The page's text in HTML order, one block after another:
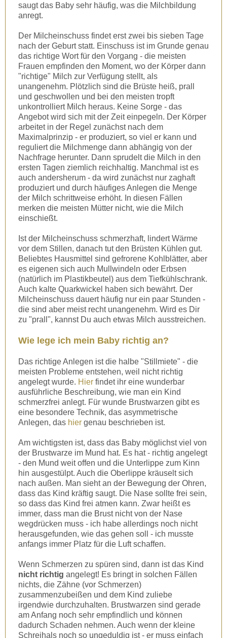
saugt das Baby sehr häufig, was die Milchbildung
anregt.
Der Milcheinschuss findet erst zwei bis sieben Tage
nach der Geburt statt. Einschuss ist im Grunde genau
das richtige Wort für den Vorgang - die meisten
Frauen empfinden den Moment, wo der Körper dann
"richtige" Milch zur Verfügung stellt, als
unangenehm. Plötzlich sind die Brüste heiß, prall
und geschwollen und bei den meisten tropft
unkontrolliert Milch heraus. Keine Sorge - das
Angebot wird sich mit der Zeit einpegeln. Der Körper
arbeitet in der Regel zunächst nach dem
Maximalprinzip - er produziert, so viel er kann und
reguliert die Milchmenge dann abhängig von der
Nachfrage herunter. Dann sprudelt die Milch in den
ersten Tagen ziemlich reichhaltig. Manchmal ist es
auch andersherum - da wird zunächst nur zaghaft
produziert und durch häufiges Anlegen die Menge
der Milch schrittweise erhöht. In diesen Fällen
merken die meisten Mütter nicht, wie die Milch
einschießt.
Ist der Milcheinschuss schmerzhaft, lindert Wärme
vor dem Stillen, danach tut den Brüsten Kühlen gut.
Beliebtes Hausmittel sind gefrorene Kohlblätter, aber
es eigenen sich auch Mullwindeln oder Erbsen
(natürlich im Plastikbeutel) aus dem Tiefkühlschrank.
Auch kalte Quarkwickel haben sich bewährt. Der
Milcheinschuss dauert häufig nur ein paar Stunden -
die sind aber meist recht unangenehm. Wird es Dir
zu "prall", kannst Du auch etwas Milch ausstreichen.
Wie lege ich mein Baby richtig an?
Das richtige Anlegen ist die halbe "Stillmiete" - die
meisten Probleme entstehen, weil nicht richtig
angelegt wurde. Hier findet ihr eine wunderbar
ausführliche Beschreibung, wie man ein Kind
schmerzfrei anlegt. Für wunde Brustwarzen gibt es
eine besondere Technik, das asymmetrische
Anlegen, das hier genau beschrieben ist.
Am wichtigsten ist, dass das Baby möglichst viel von
der Brustwarze im Mund hat. Es hat - richtig angelegt
- den Mund weit offen und die Unterlippe zum Kinn
hin ausgestülpt. Auch die Oberlippe kräuselt sich
nach außen. Man sieht an der Bewegung der Ohren,
dass das Kind kräftig saugt. Die Nase sollte frei sein,
so dass das Kind frei atmen kann. Zwar heißt es
immer, dass man die Brust nicht von der Nase
wegdrücken muss - ich habe allerdings noch nicht
herausgefunden, wie das gehen soll - ich musste
anfangs immer Platz für die Luft schaffen.
Wenn Schmerzen zu spüren sind, dann ist das Kind
nicht richtig angelegt! Es bringt in solchen Fällen
nichts, die Zähne (vor Schmerzen)
zusammenzubeißen und dem Kind zuliebe
irgendwie durchzuhalten. Brustwarzen sind gerade
am Anfang noch sehr empfindlich und können
dadurch Schaden nehmen. Auch wenn der kleine
Schreihals noch so ungeduldig ist - er muss einfach